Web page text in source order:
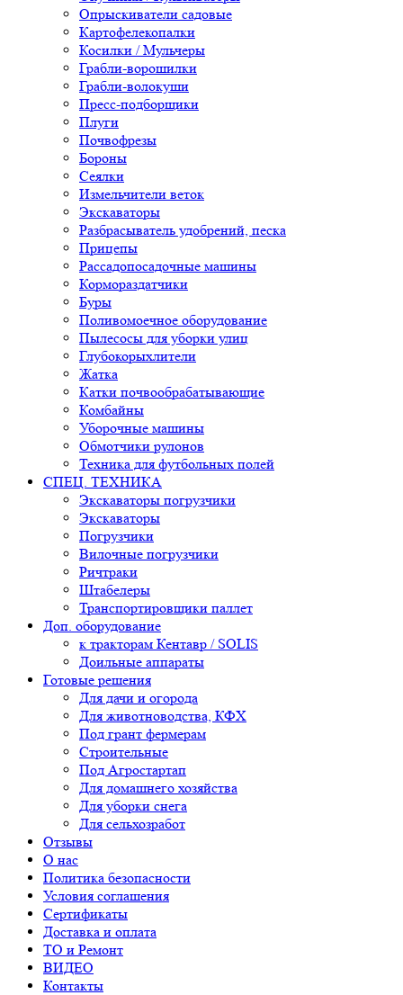
Опрыскиватели садовые
Картофелекопалки
Косилки / Мульчеры
Грабли-ворошилки
Грабли-волокуши
Пресс-подборщики
Плуги
Почвофрезы
Бороны
Сеялки
Измельчители веток
Экскаваторы
Разбрасыватель удобрений, песка
Прицепы
Рассадопосадочные машины
Кормораздатчики
Буры
Поливомоечное оборудование
Пылесосы для уборки улиц
Глубокорыхлители
Жатка
Катки почвообрабатывающие
Комбайны
Уборочные машины
Обмотчики рулонов
Техника для футбольных полей
СПЕЦ. ТЕХНИКА
Экскаваторы погрузчики
Экскаваторы
Погрузчики
Вилочные погрузчики
Ричтраки
Штабелеры
Транспортировщики паллет
Доп. оборудование
к тракторам Кентавр / SOLIS
Доильные аппараты
Готовые решения
Для дачи и огорода
Для животноводства, КФХ
Под грант фермерам
Строительные
Под Агростартап
Для домашнего хозяйства
Для уборки снега
Для сельхозработ
Отзывы
О нас
Политика безопасности
Условия соглашения
Сертификаты
Доставка и оплата
ТО и Ремонт
ВИДЕО
Контакты